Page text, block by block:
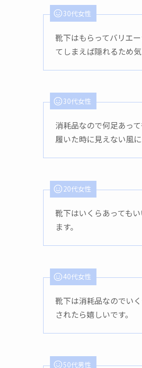
30代女性
靴下はもらってバリエ
てしまえば隠れるため
30代女性
消耗品なので何足あっ
履いた時に見えない風に
20代女性
靴下はいくらあっても
ます。
40代女性
靴下は消耗品なのでい
されたら嬉しいです。
50代男性